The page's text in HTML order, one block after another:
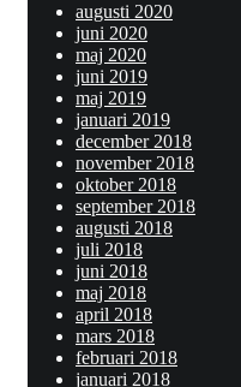
augusti 2020
juni 2020
maj 2020
juni 2019
maj 2019
januari 2019
december 2018
november 2018
oktober 2018
september 2018
augusti 2018
juli 2018
juni 2018
maj 2018
april 2018
mars 2018
februari 2018
januari 2018